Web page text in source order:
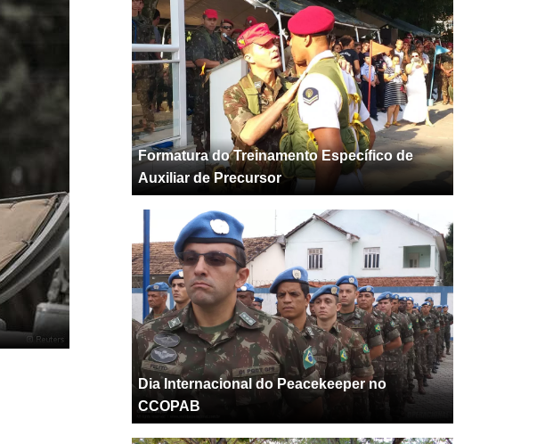
Formatura do Treinamento Específico de
Auxiliar de Precursor
Dia Internacional do Peacekeeper no
CCOPAB